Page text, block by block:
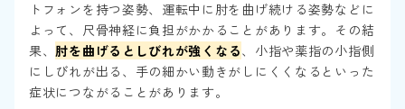
トフォンを持つ姿勢、運転中に肘を曲げ続ける姿勢などに
よって、尺骨神経に負担がかかることがあります。その結
果、 肘を曲げるとしびれが強くなる、小指や薬指の小指側
にしびれが出る、手の細かい動きがしにくくなるといった
症状につながることがあります。